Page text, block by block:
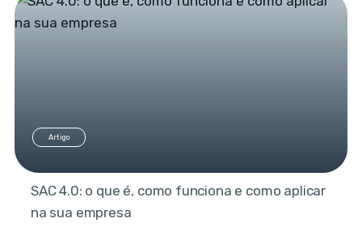
Artigo
SAC 4.0: o que é, como funciona e como aplicar
na sua empresa